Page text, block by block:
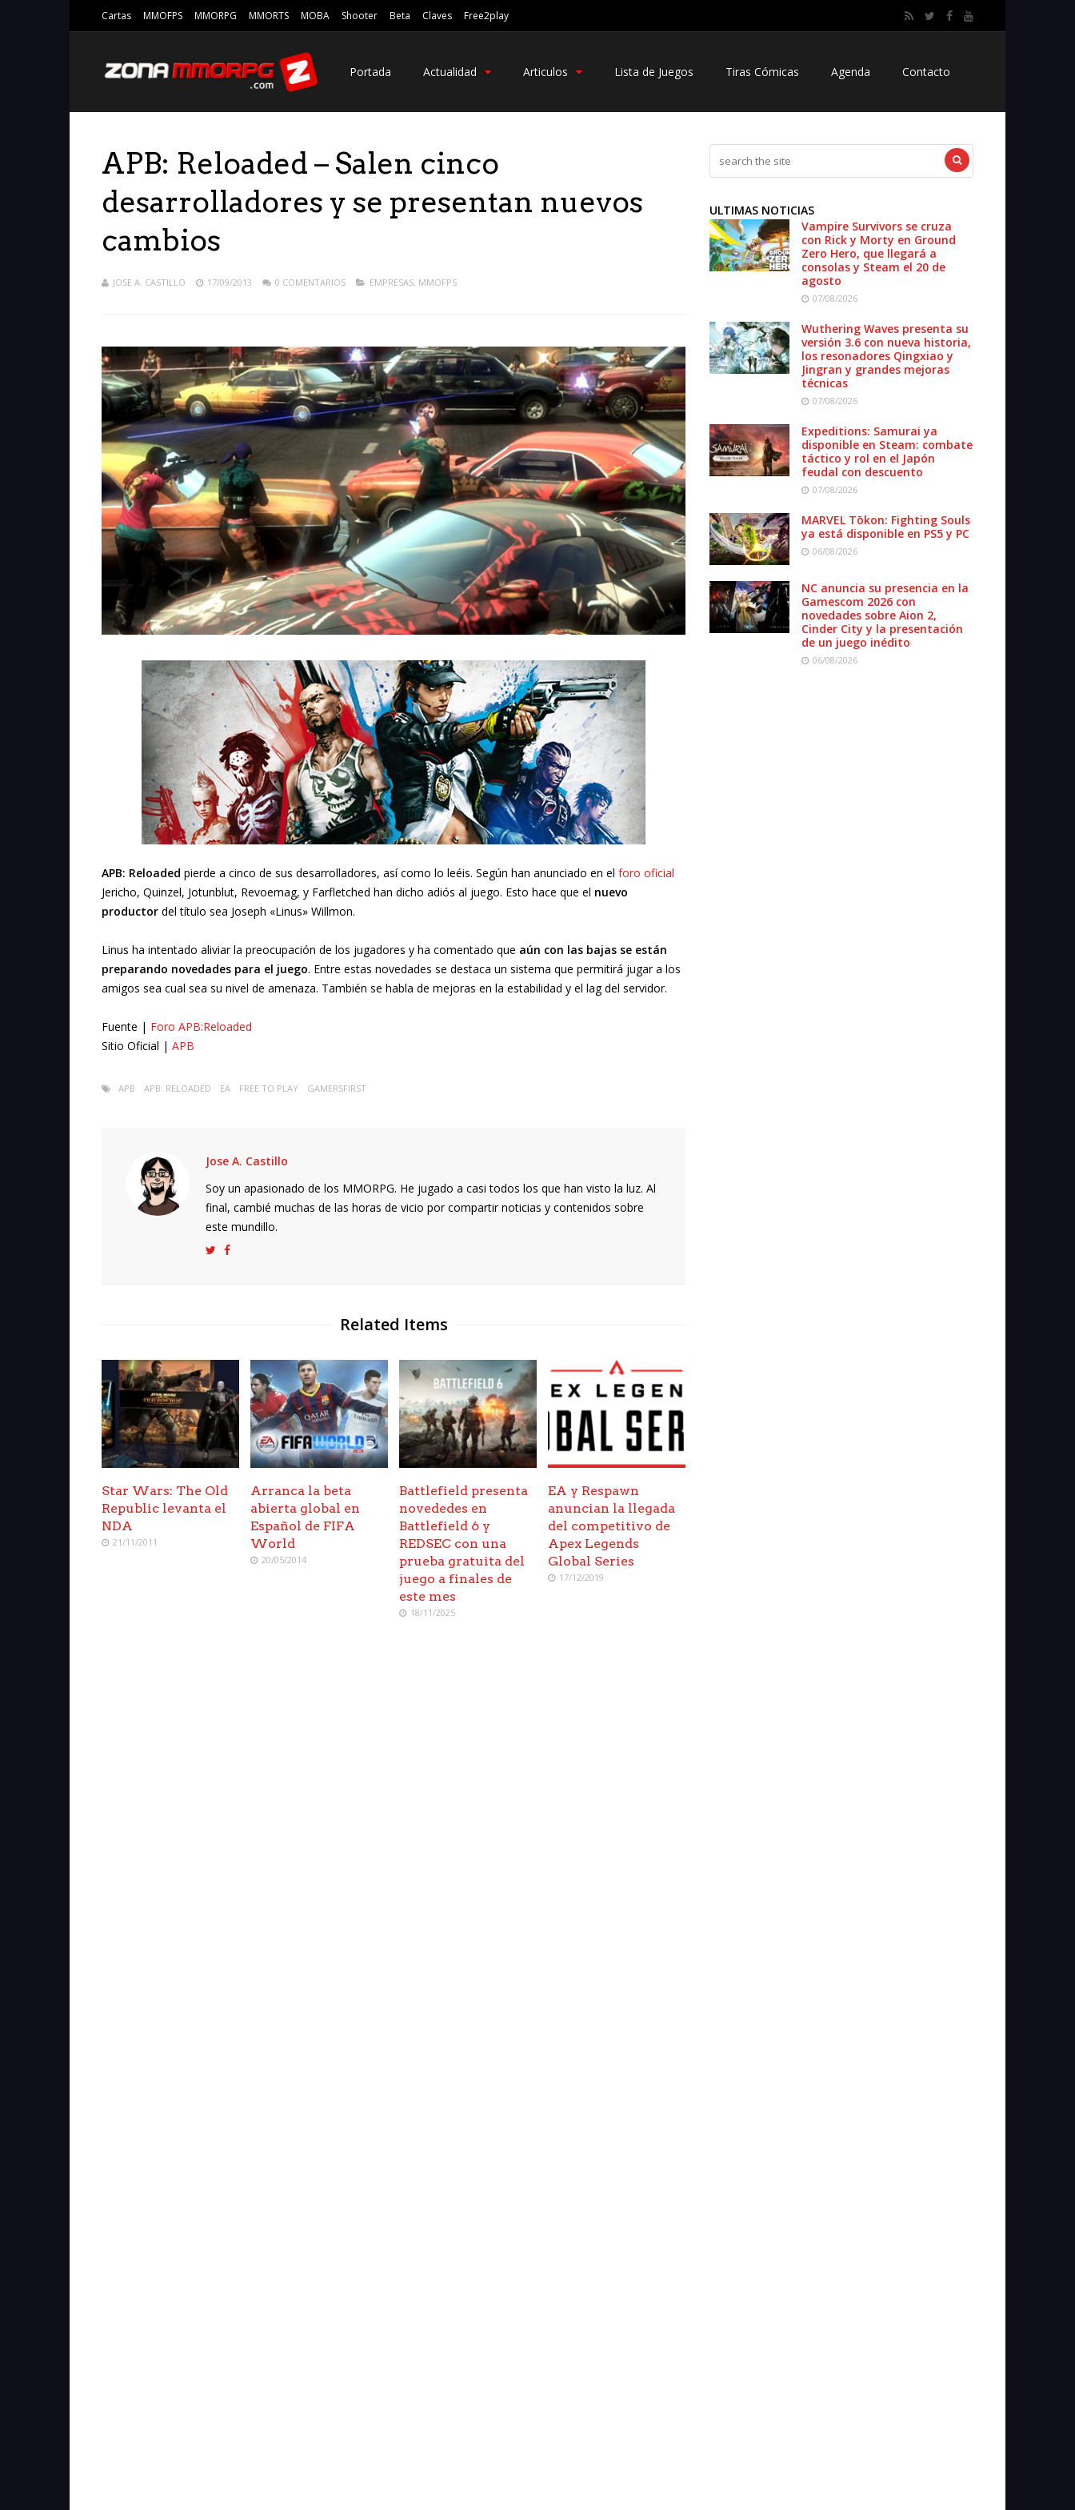
Cartas MMOFPS MMORPG MMORTS MOBA Shooter Beta Claves Free2play
Portada Actualidad Articulos Lista de Juegos Tiras Cómicas Agenda Contacto
APB: Reloaded – Salen cinco
desarrolladores y se presentan nuevos
cambios
JOSE A. CASTILLO 17/09/2013 0 COMENTARIOS EMPRESAS, MMOFPS
APB: Reloaded pierde a cinco de sus desarrolladores, así como lo leéis. Según han anunciado en el foro oficial
Jericho, Quinzel, Jotunblut, Revoemag, y Farfletched han dicho adiós al juego. Esto hace que el nuevo
productor del título sea Joseph «Linus» Willmon.
Linus ha intentado aliviar la preocupación de los jugadores y ha comentado que aún con las bajas se están
preparando novedades para el juego. Entre estas novedades se destaca un sistema que permitirá jugar a los
amigos sea cual sea su nivel de amenaza. También se habla de mejoras en la estabilidad y el lag del servidor.
Fuente | Foro APB:Reloaded
Sitio Oficial | APB
APB APB: RELOADED EA FREE TO PLAY GAMERSFIRST
Jose A. Castillo
Soy un apasionado de los MMORPG. He jugado a casi todos los que han visto la luz. Al
final, cambié muchas de las horas de vicio por compartir noticias y contenidos sobre
este mundillo.
Related Items
Star Wars: The Old
Republic levanta el
NDA
21/11/2011
Arranca la beta
abierta global en
Español de FIFA
World
20/05/2014
Battlefield presenta
novededes en
Battlefield 6 y
REDSEC con una
prueba gratuita del
juego a finales de
este mes
18/11/2025
EA y Respawn
anuncian la llegada
del competitivo de
Apex Legends
Global Series
17/12/2019
ULTIMAS NOTICIAS
Vampire Survivors se cruza
con Rick y Morty en Ground
Zero Hero, que llegará a
consolas y Steam el 20 de
agosto
07/08/2026
Wuthering Waves presenta su
versión 3.6 con nueva historia,
los resonadores Qingxiao y
Jingran y grandes mejoras
técnicas
07/08/2026
Expeditions: Samurai ya
disponible en Steam: combate
táctico y rol en el Japón
feudal con descuento
07/08/2026
MARVEL Tōkon: Fighting Souls
ya está disponible en PS5 y PC
06/08/2026
NC anuncia su presencia en la
Gamescom 2026 con
novedades sobre Aion 2,
Cinder City y la presentación
de un juego inédito
06/08/2026